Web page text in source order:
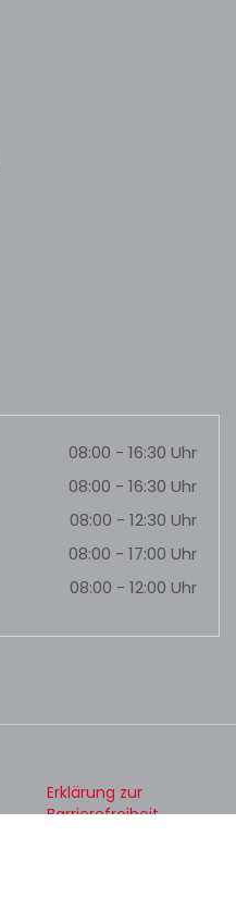
08:00 - 16:30 Uhr
08:00 - 16:30 Uhr
08:00 - 12:30 Uhr
08:00 - 17:00 Uhr
08:00 - 12:00 Uhr
Erklärung zur
Barrierefreiheit